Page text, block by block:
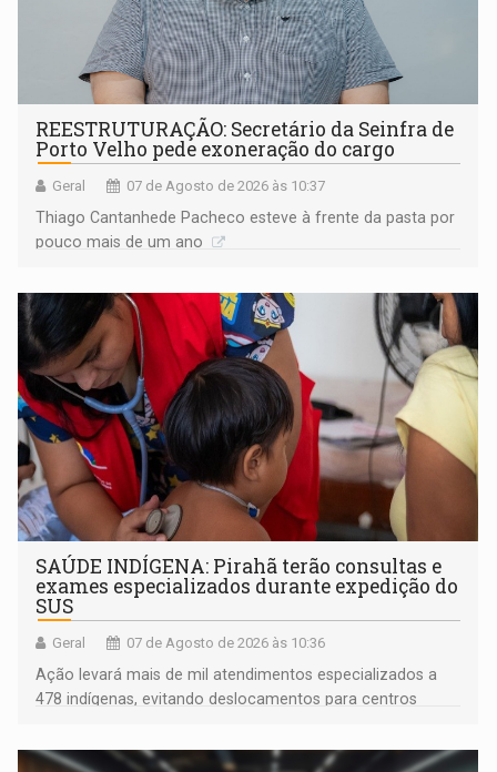
REESTRUTURAÇÃO: Secretário da Seinfra de
Porto Velho pede exoneração do cargo
Geral 07 de Agosto de 2026 às 10:37
Thiago Cantanhede Pacheco esteve à frente da pasta por
pouco mais de um ano
SAÚDE INDÍGENA: Pirahã terão consultas e
exames especializados durante expedição do
SUS
Geral 07 de Agosto de 2026 às 10:36
Ação levará mais de mil atendimentos especializados a
478 indígenas, evitando deslocamentos para centros